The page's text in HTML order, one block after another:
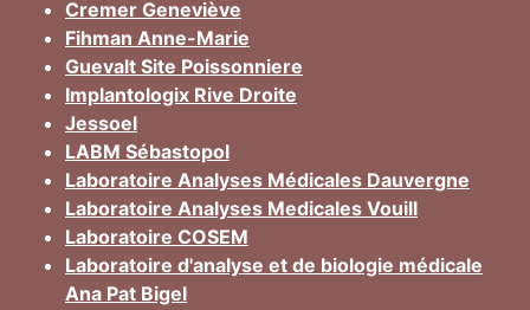
Cremer Geneviève
Fihman Anne-Marie
Guevalt Site Poissonniere
Implantologix Rive Droite
Jessoel
LABM Sébastopol
Laboratoire Analyses Médicales Dauvergne
Laboratoire Analyses Medicales Vouill
Laboratoire COSEM
Laboratoire d'analyse et de biologie médicale
Ana Pat Bigel